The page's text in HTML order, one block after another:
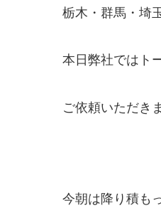
栃木・群馬・埼
本日弊社ではト
ご依頼いただき
今朝は降り積も